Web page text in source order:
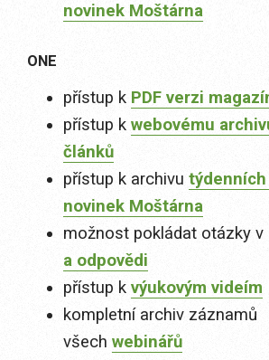
novinek Moštárna
ONE
přístup k PDF verzi
přístup k webovému
článků
přístup k archivu
novinek Moštárna
možnost pokládat otázky v
a odpovědi
přístup k výukovým videím
kompletní archiv záznamů
všech webinářů